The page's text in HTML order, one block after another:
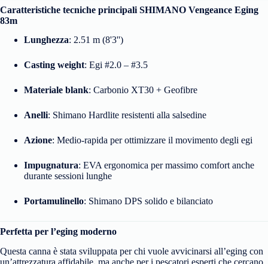
Caratteristiche tecniche principali SHIMANO Vengeance Eging
83m
Lunghezza: 2.51 m (8'3'')
Casting weight: Egi #2.0 – #3.5
Materiale blank: Carbonio XT30 + Geofibre
Anelli: Shimano Hardlite resistenti alla salsedine
Azione: Medio-rapida per ottimizzare il movimento degli egi
Impugnatura: EVA ergonomica per massimo comfort anche
durante sessioni lunghe
Portamulinello: Shimano DPS solido e bilanciato
Perfetta per l’eging moderno
Questa canna è stata sviluppata per chi vuole avvicinarsi all’eging con